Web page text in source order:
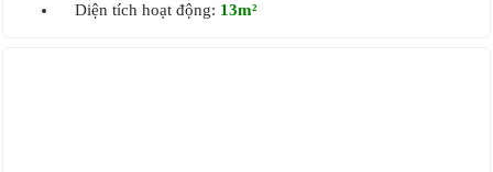
Diện tích hoạt động: 13m²